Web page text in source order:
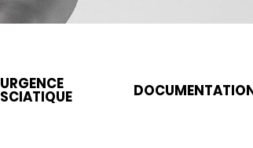
URGENCE
SCIATIQUE